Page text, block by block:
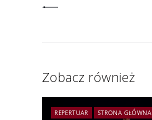
Zobacz również
REPERTUAR STRONA GŁÓWNA